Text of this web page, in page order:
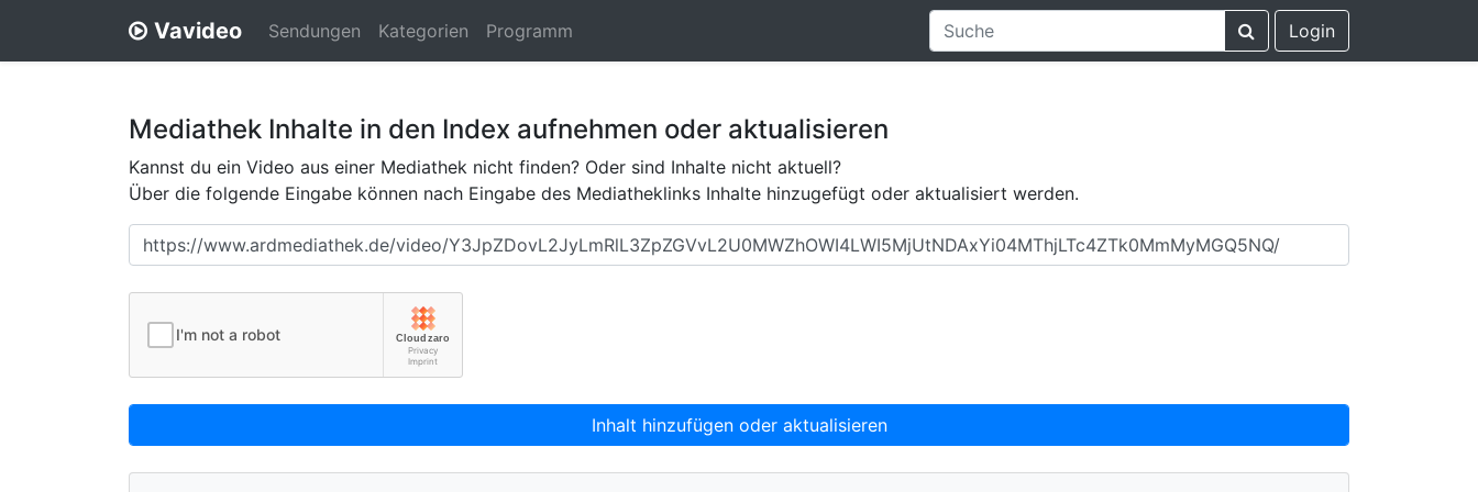
Vavideo Sendungen Kategorien Programm Login
Mediathek Inhalte in den Index aufnehmen oder aktualisieren
Kannst du ein Video aus einer Mediathek nicht finden? Oder sind Inhalte nicht aktuell?
Über die folgende Eingabe können nach Eingabe des Mediatheklinks Inhalte hinzugefügt oder aktualisiert werden.
Inhalt hinzufügen oder aktualisieren